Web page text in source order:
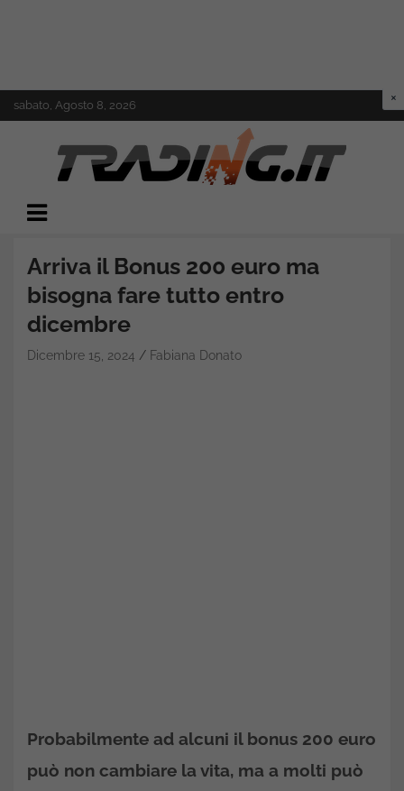
to
sabato, Agosto 8, 2026
Trading.it
Arriva il Bonus 200 euro ma
bisogna fare tutto entro
dicembre
Dicembre 15, 2024 Fabiana Donato
Probabilmente ad alcuni il bonus 200 euro
può non cambiare la vita, ma a molti può